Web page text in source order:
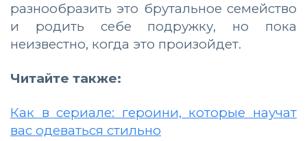
разнообразить это брутальное семейство
и родить себе подружку, но пока
неизвестно, когда это произойдет.
Читайте также:
Как в сериале: героини, которые научат
вас одеваться стильно